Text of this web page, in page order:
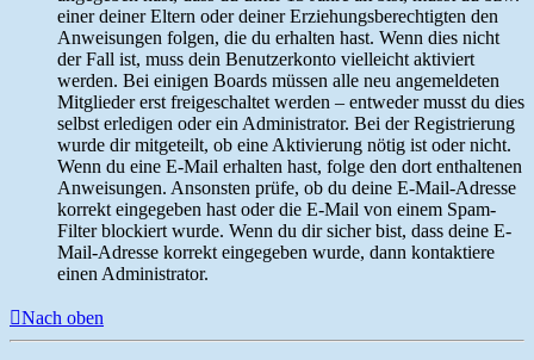
einer deiner Eltern oder deiner Erziehungsberechtigten den
Anweisungen folgen, die du erhalten hast. Wenn dies nicht
der Fall ist, muss dein Benutzerkonto vielleicht aktiviert
werden. Bei einigen Boards müssen alle neu angemeldeten
Mitglieder erst freigeschaltet werden – entweder musst du dies
selbst erledigen oder ein Administrator. Bei der Registrierung
wurde dir mitgeteilt, ob eine Aktivierung nötig ist oder nicht.
Wenn du eine E-Mail erhalten hast, folge den dort enthaltenen
Anweisungen. Ansonsten prüfe, ob du deine E-Mail-Adresse
korrekt eingegeben hast oder die E-Mail von einem Spam-
Filter blockiert wurde. Wenn du dir sicher bist, dass deine E-
Mail-Adresse korrekt eingegeben wurde, dann kontaktiere
einen Administrator.
Nach oben